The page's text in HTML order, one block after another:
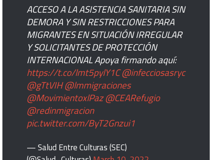
ACCESO A LA ASISTENCIA SANITARIA SIN
DEMORA Y SIN RESTRICCIONES PARA
MIGRANTES EN SITUACIÓN IRREGULAR
Y SOLICITANTES DE PROTECCIÓN
INTERNACIONAL Apoya firmando aquí:
https://t.co/lmt5pylY1C@infecciosasryc
@gTtVIH@lmmigraciones
@MovimientoxlPaz@CEARefugio
@redinmigracion
pic.twitter.com/ByT2Gnzui1
— Salud Entre Culturas (SEC)